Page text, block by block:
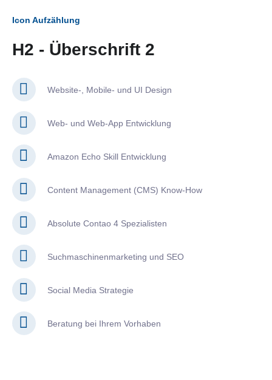
Icon Aufzählung
H2 - Überschrift 2
Website-, Mobile- und UI Design
Web- und Web-App Entwicklung
Amazon Echo Skill Entwicklung
Content Management (CMS) Know-How
Absolute Contao 4 Spezialisten
Suchmaschinenmarketing und SEO
Social Media Strategie
Beratung bei Ihrem Vorhaben